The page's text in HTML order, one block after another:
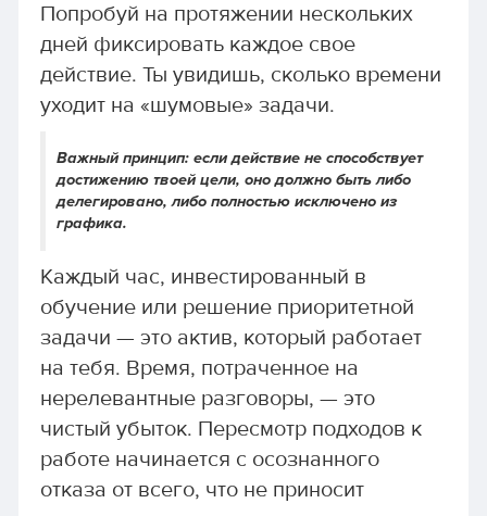
Попробуй на протяжении нескольких
дней фиксировать каждое свое
действие. Ты увидишь, сколько времени
уходит на «шумовые» задачи.
Важный принцип: если действие не способствует
достижению твоей цели, оно должно быть либо
делегировано, либо полностью исключено из
графика.
Каждый час, инвестированный в
обучение или решение приоритетной
задачи — это актив, который работает
на тебя. Время, потраченное на
нерелевантные разговоры, — это
чистый убыток. Пересмотр подходов к
работе начинается с осознанного
отказа от всего, что не приносит